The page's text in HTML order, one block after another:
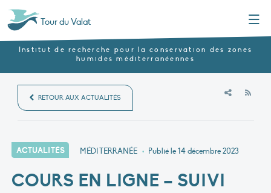
Tour du Valat
Institut de recherche pour la conservation des zones
humides méditerranéennes
RETOUR AUX ACTUALITÉS
ACTUALITÉS MÉDITERRANÉE • Publié le14 décembre 2023
COURS EN LIGNE – SUIVI